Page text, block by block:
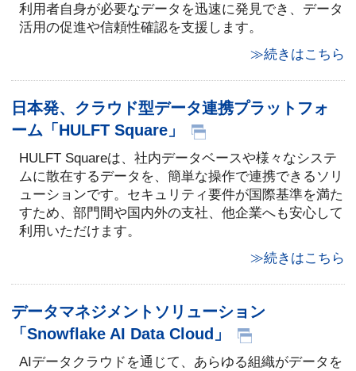
利用者自身が必要なデータを迅速に発見でき、データ
活用の促進や信頼性確認を支援します。
≫続きはこちら
日本発、クラウド型データ連携プラットフォ
ーム「HULFT Square」
HULFT Squareは、社内データベースや様々なシステ
ムに散在するデータを、簡単な操作で連携できるソリ
ューションです。セキュリティ要件が国際基準を満た
すため、部門間や国内外の支社、他企業へも安心して
利用いただけます。
≫続きはこちら
データマネジメントソリューション
「Snowflake AI Data Cloud」
AIデータクラウドを通じて、あらゆる組織がデータを